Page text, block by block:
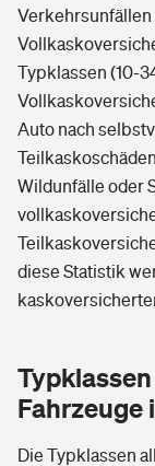
Typklassen (10-
Auto nach
Wildunfälle oder
diese Statistik
Fahrzeuge
Die Typklassen